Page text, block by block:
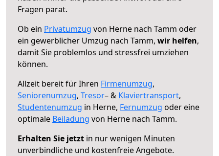
Fragen parat.
Ob ein Privatumzug von Herne nach Tamm oder
ein gewerblicher Umzug nach Tamm, wir helfen,
damit Sie problemlos und stressfrei umziehen
können.
Allzeit bereit für Ihren Firmenumzug,
Seniorenumzug, Tresor– & Klaviertransport,
Studentenumzug in Herne, Fernumzug oder eine
optimale Beiladung von Herne nach Tamm.
Erhalten Sie jetzt in nur wenigen Minuten
unverbindliche und kostenfreie Angebote.